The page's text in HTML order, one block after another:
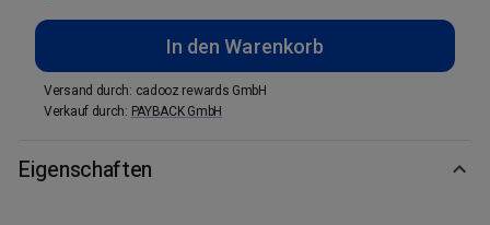
In den Warenkorb
Versand durch: cadooz rewards GmbH
Verkauf durch: PAYBACK GmbH
Eigenschaften